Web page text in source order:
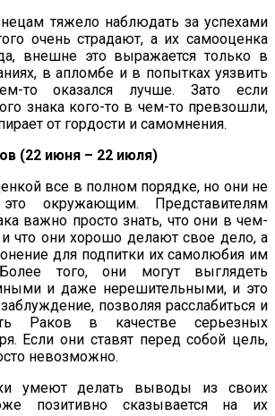
тяжело наблюдать за успехами
очень страдают, а их самооценка
внешне это выражается только в
в апломбе и в попытках уязвить
то оказался лучше. Зато если
знака кого-то в чем-то превзошли,
от гордости и самомнения.
(22 июня – 22 июля)
все в полном порядке, но они не
окружающим. Представителям
важно просто знать, что они в чем-
что они хорошо делают свое дело, а
для подпитки их самолюбия им
того, они могут выглядеть
и даже нерешительными, и это
позволяя расслабиться и
Раков в качестве серьезных
Если они ставят перед собой цель,
невозможно.
умеют делать выводы из своих
позитивно сказывается на их